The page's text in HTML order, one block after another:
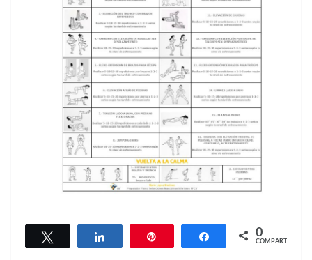
Twittear Compartir Compartir
0
COMPARTIR